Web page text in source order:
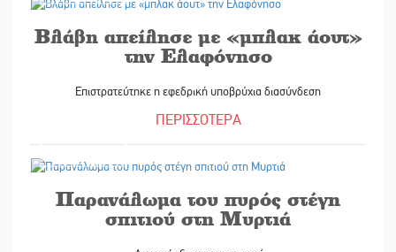
Βλάβη απείλησε με «μπλακ άουτ»
την Ελαφόνησο
Επιστρατεύτηκε η εφεδρική υποβρύχια διασύνδεση
ΠΕΡΙΣΣΟΤΕΡΑ
Παρανάλωμα του πυρός στέγη
σπιτιού στη Μυρτιά